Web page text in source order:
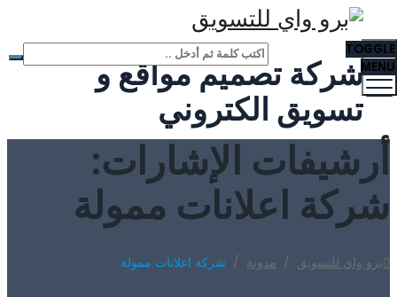
شركة تصميم مواقع و
تسويق الكتروني
TOGGLE
MENU
أرشيفات الإشارات:
شركة اعلانات ممولة
برو واي للتسويق / مدونة / شركة اعلانات ممولة